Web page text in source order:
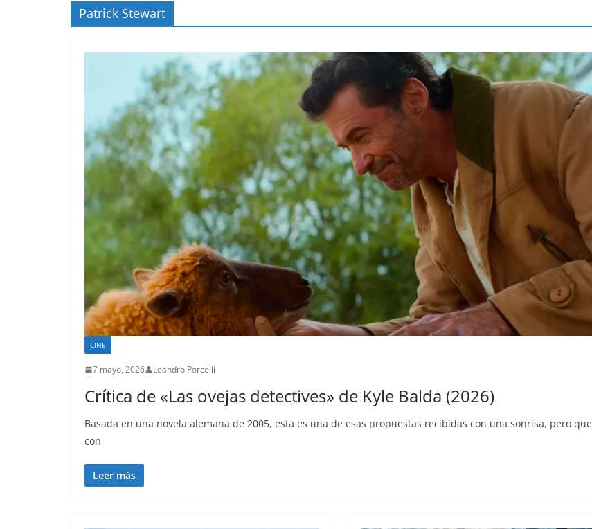
Patrick Stewart
CINE
7 mayo, 2026 Leandro Porcelli
Crítica de «Las ovejas detectives» de Kyle Balda (2026)
Basada en una novela alemana de 2005, esta es una de esas propuestas recibidas con una sonrisa, pero que
con
Leer más